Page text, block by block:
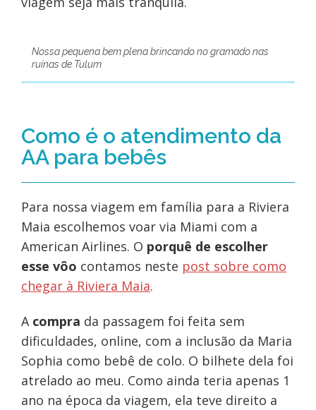
Nossa pequena bem plena brincando no gramado nas
ruínas de Tulum
Como é o atendimento da
AA para bebês
Para nossa viagem em família para a Riviera
Maia escolhemos voar via Miami com a
American Airlines. O porquê de escolher
esse vôo contamos neste post sobre como
chegar à Riviera Maia.
A compra da passagem foi feita sem
dificuldades, online, com a inclusão da Maria
Sophia como bebê de colo. O bilhete dela foi
atrelado ao meu. Como ainda teria apenas 1
ano na época da viagem, ela teve direito a